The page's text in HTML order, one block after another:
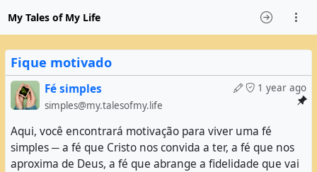
My Tales of My Life
Fique motivado
1 year ago
Fé simples
simples@my.talesofmy.life
Aqui, você encontrará motivação para viver uma fé
simples ─ a fé que Cristo nos convida a ter, a fé que nos
aproxima de Deus, a fé que abrange a fidelidade que vai